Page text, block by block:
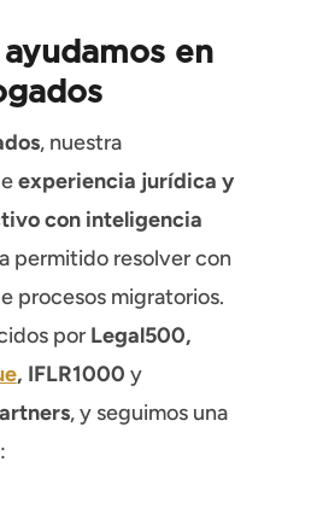
en
, nuestra
experiencia jurídica y
con inteligencia
permitido resolver con
procesos migratorios.
por Legal500,
, IFLR1000 y
, y seguimos una